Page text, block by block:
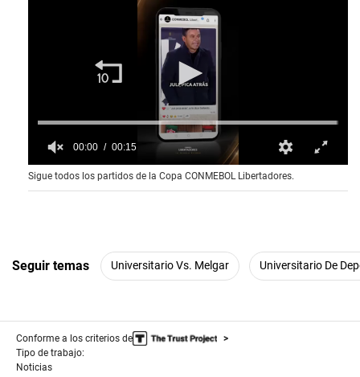
0
s
e
s
o
s
e
c
o
00:00 00:15
Sigue todos los partidos de la Copa CONMEBOL Libertadores.
Seguir temas Universitario Vs. Melgar Universitario De
Conforme a los criterios de
Tipo de trabajo:
Noticias